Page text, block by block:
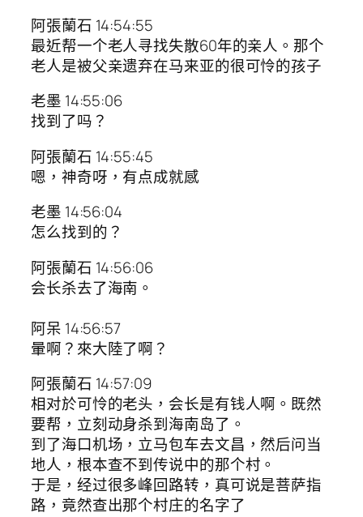
阿張蘭石 14:54:55
最近帮一个老人寻找失散60年的亲人。那个
老人是被父亲遗弃在马来亚的很可怜的孩子
老墨 14:55:06
找到了吗？
阿張蘭石 14:55:45
嗯，神奇呀，有点成就感
老墨 14:56:04
怎么找到的？
阿張蘭石 14:56:06
会长杀去了海南。
阿呆 14:56:57
暈啊？來大陸了啊？
阿張蘭石 14:57:09
相对於可怜的老头，会长是有钱人啊。既然
要帮，立刻动身杀到海南岛了。
到了海口机场，立马包车去文昌，然后问当
地人，根本查不到传说中的那个村。
于是，经过很多峰回路转，真可说是菩萨指
路，竟然查出那个村庄的名字了